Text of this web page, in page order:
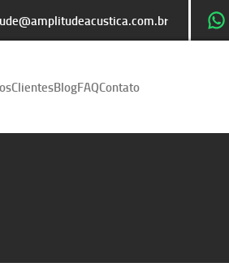
ClientesBlogFAQContato